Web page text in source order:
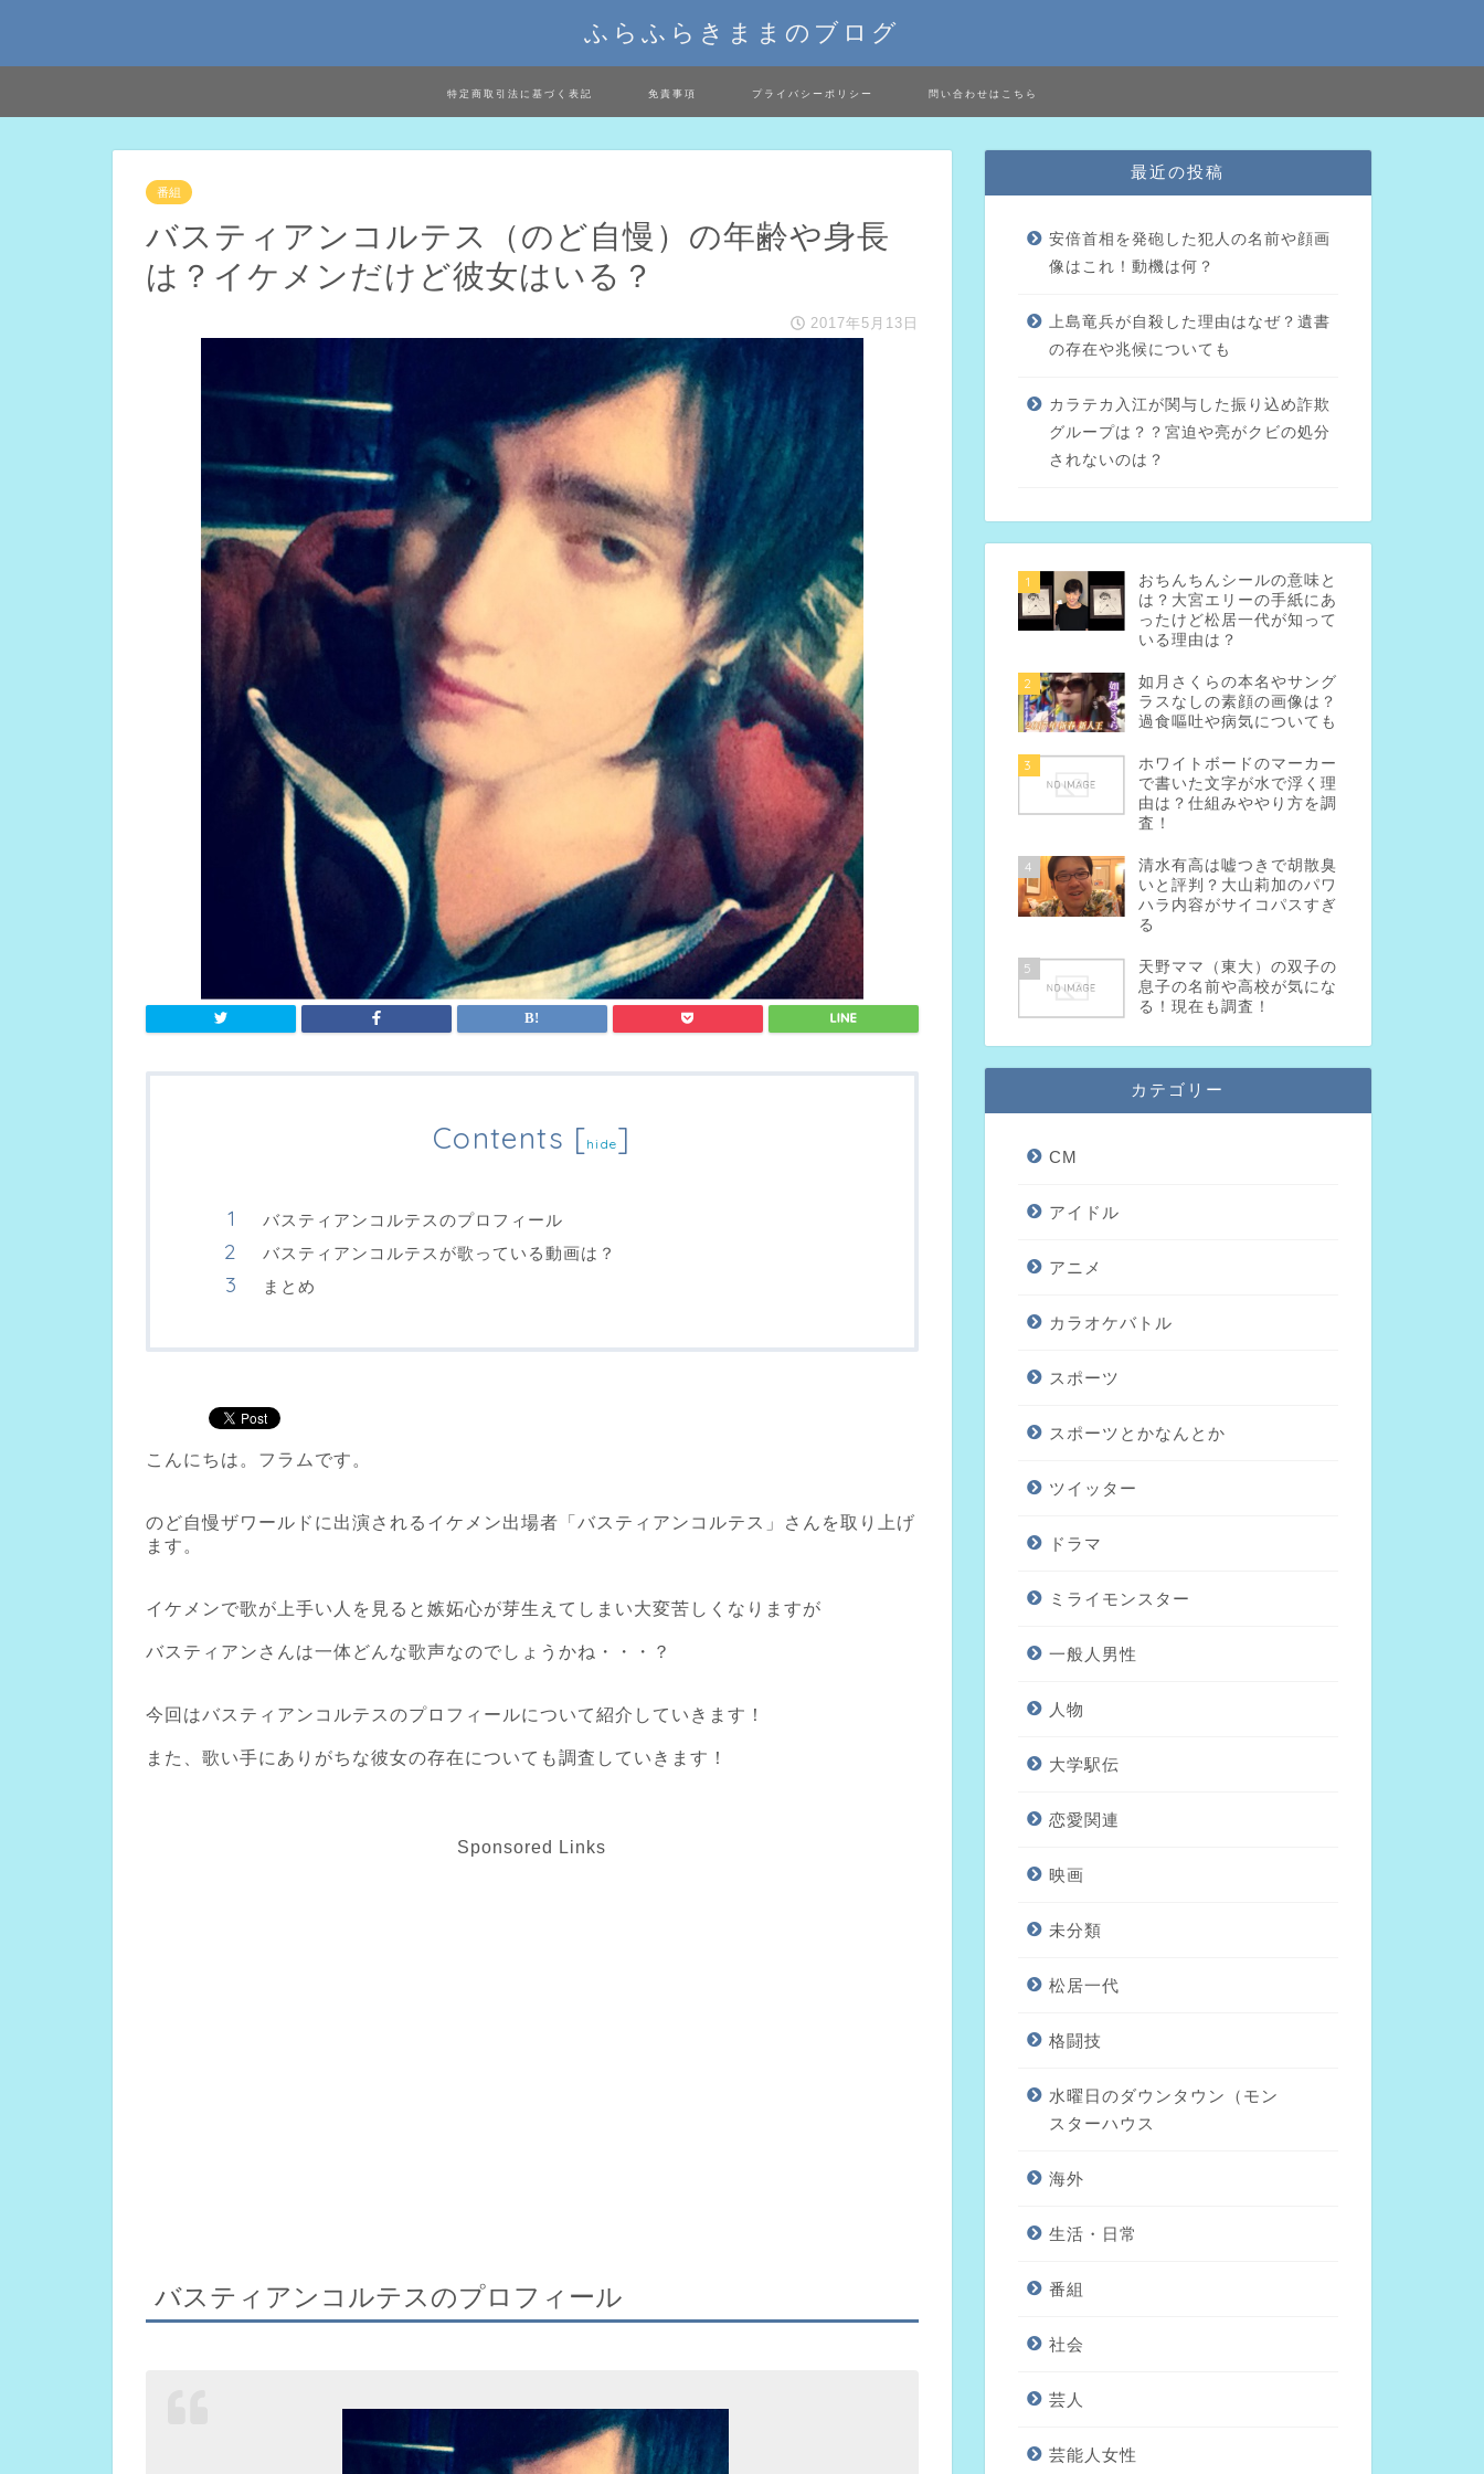
ふらふらきままのブログ
特定商取引法に基づく表記 免責事項 プライバシーポリシー 問い合わせはこちら
番組
バスティアンコルテス（のど自慢）の年齢や身長
は？イケメンだけど彼女はいる？
2017年5月13日
Contents [hide]
バスティアンコルテスのプロフィール
バスティアンコルテスが歌っている動画は？
まとめ
こんにちは。フラムです。
のど自慢ザワールドに出演されるイケメン出場者「バスティアンコルテス」さんを取り上げ
ます。
イケメンで歌が上手い人を見ると嫉妬心が芽生えてしまい大変苦しくなりますが
バスティアンさんは一体どんな歌声なのでしょうかね・・・？
今回はバスティアンコルテスのプロフィールについて紹介していきます！
また、歌い手にありがちな彼女の存在についても調査していきます！
Sponsored Links
バスティアンコルテスのプロフィール
最近の投稿
安倍首相を発砲した犯人の名前や顔画
像はこれ！動機は何？
上島竜兵が自殺した理由はなぜ？遺書
の存在や兆候についても
カラテカ入江が関与した振り込め詐欺
グループは？？宮迫や亮がクビの処分
されないのは？
1
おちんちんシールの意味と
は？大宮エリーの手紙にあ
ったけど松居一代が知って
いる理由は？
2
如月さくらの本名やサング
ラスなしの素顔の画像は？
過食嘔吐や病気についても
3
ホワイトボードのマーカー
で書いた文字が水で浮く理
由は？仕組みややり方を調
査！
4
清水有高は嘘つきで胡散臭
いと評判？大山莉加のパワ
ハラ内容がサイコパスすぎ
る
5
天野ママ（東大）の双子の
息子の名前や高校が気にな
る！現在も調査！
カテゴリー
CM
アイドル
アニメ
カラオケバトル
スポーツ
スポーツとかなんとか
ツイッター
ドラマ
ミライモンスター
一般人男性
人物
大学駅伝
恋愛関連
映画
未分類
松居一代
格闘技
水曜日のダウンタウン（モン
スターハウス
海外
生活・日常
番組
社会
芸人
芸能人女性